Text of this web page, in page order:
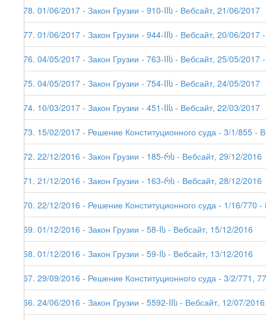
178. 01/06/2017 - Закон Грузии - 910-IIს - Вебсайт, 21/06/2017
177. 01/06/2017 - Закон Грузии - 944-IIს - Вебсайт, 20/06/
176. 04/05/2017 - Закон Грузии - 763-IIს - Вебсайт, 25/05/
175. 04/05/2017 - Закон Грузии - 754-IIს - Вебсайт, 24/05/2017
174. 10/03/2017 - Закон Грузии - 451-IIს - Вебсайт, 22/03/2017
173. 15/02/2017 - Решение Конституционного суда - 3/1/855 -
172. 22/12/2016 - Закон Грузии - 185-რს - Вебсайт, 29/12/2016
171. 21/12/2016 - Закон Грузии - 163-რს - Вебсайт, 28/12/2016
170. 22/12/2016 - Решение Конституционного суда - 1/16/770
169. 01/12/2016 - Закон Грузии - 58-Iს - Вебсайт, 15/12/2016
168. 01/12/2016 - Закон Грузии - 59-Iს - Вебсайт, 13/12/2016
167. 29/09/2016 - Решение Конституционного суда - 3/2/771,
166. 24/06/2016 - Закон Грузии - 5592-IIს - Вебсайт, 12/07/2016